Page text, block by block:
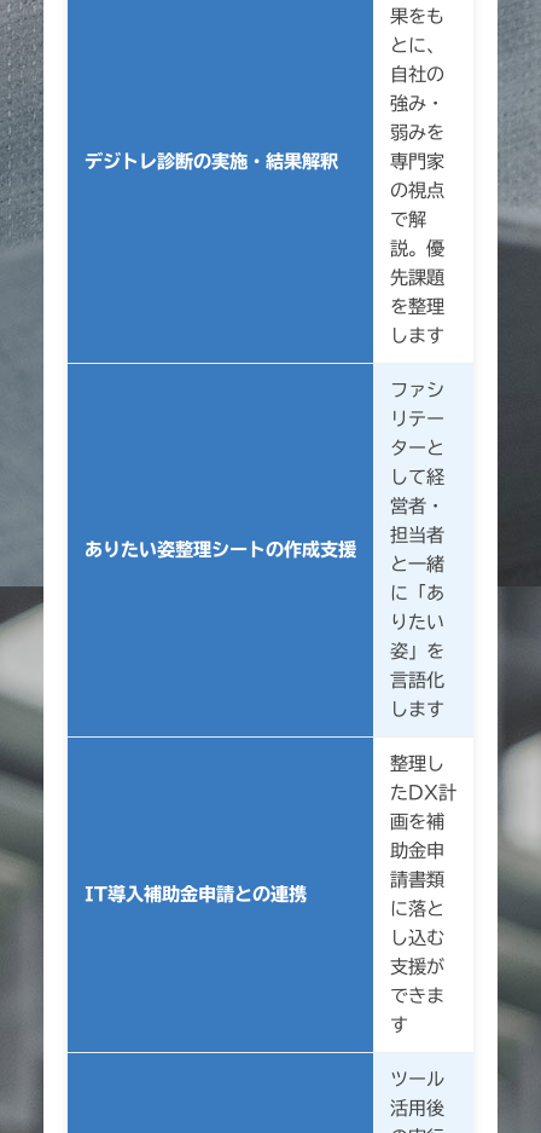
デジトレ診断の実施・結果解釈
果をも
とに、
自社の
強み・
弱みを
専門家
の視点
で解
説。優
先課題
を整理
します
ありたい姿整理シートの作成支援
ファシ
リテー
ターと
して経
営者・
担当者
と一緒
に「あ
りたい
姿」を
言語化
します
IT導入補助金申請との連携
整理し
たDX計
画を補
助金申
請書類
に落と
し込む
支援が
できま
す
ツール
活用後